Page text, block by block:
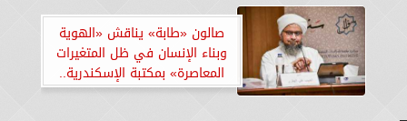
صالون «طابة» يناقش «الهوية
وبناء الإنسان في ظل المتغيرات
المعاصرة» بمكتبة الإسكندرية..
«صور»